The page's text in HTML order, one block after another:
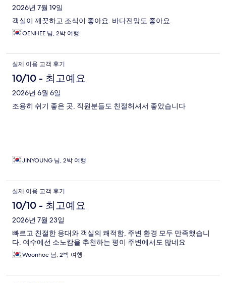
후
기
2026년 7월 19일
객실이 깨끗하고 조식이 좋아요. 바다전망도 좋아요.
OENHEE 님, 2박 여행
실제 이용 고객 후기
10/10 - 최고예요
2026년 6월 6일
조용히 쉬기 좋은 곳, 직원분들도 친절허셔서 좋았습니다
JINYOUNG 님, 2박 여행
실제 이용 고객 후기
10/10 - 최고예요
2026년 7월 23일
빠르고 친절한 응대와 객실의 쾌적함, 주변 환경 모두 만족했습니
다. 여수에선 소노캄을 추천하는 평이 주변에서도 많네요
Woonhoe 님, 2박 여행